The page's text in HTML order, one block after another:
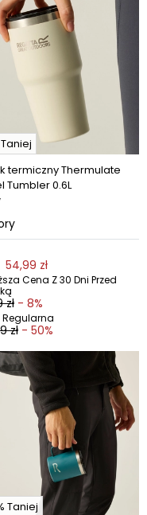
termiczny Thermulate
Tumbler 0.6L
54,99 zł
Cena Z 30 Dni Przed
zł - 8%
zł - 50%
Taniej